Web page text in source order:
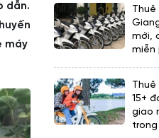
dẫn.
máy
Thuê
mới,
miễn
15+
giao
trong